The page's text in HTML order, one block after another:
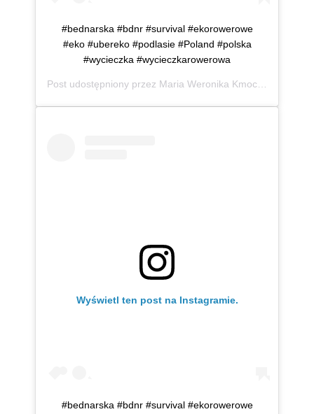
#bednarska #bdnr #survival #ekorowerowe
#eko #ubereko #podlasie #Poland #polska
#wycieczka #wycieczkarowerowa
Post udostępniony przez Maria Weronika Kmoch
Wyświetl ten post na Instagramie.
#bednarska #bdnr #survival #ekorowerowe